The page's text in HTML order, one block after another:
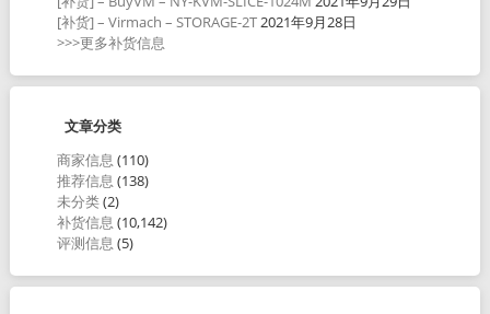
[补货] – Virmach – STORAGE-2T2021年9月28日
>>>更多补货信息
文章分类
商家信息 (110)
推荐信息 (138)
未分类(2)
补货信息 (10,142)
评测信息 (5)